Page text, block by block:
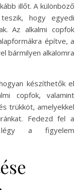
illőt. A különböző
hogy egyedi
Az alkalmi copfok
építve, a
bármilyen alkalomra
készíthetők el
copfok, valamint
trükköt, amelyekkel
Fedezd fel a
a figyelem